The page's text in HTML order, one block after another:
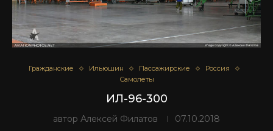
Гражданские Ильюшин Пассажирские
Россия
Самолеты
ИЛ-96-300
автор Алексей Филатов 07.10.2018